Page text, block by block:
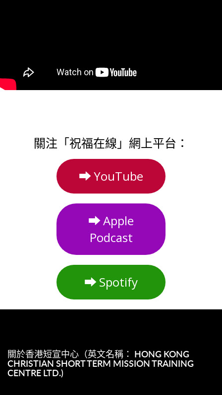
關注「祝福在線」網上平台：
⮕YouTube
⮕Apple
Podcast
⮕Spotify
關於香港短宣中心（英文名稱： HONG KONG
CHRISTIAN SHORT TERM MISSION TRAINING
CENTRE LTD.)